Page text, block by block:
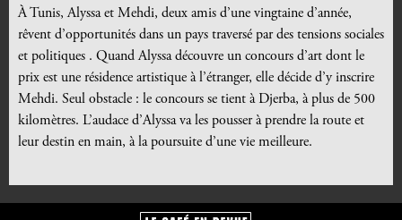
À Tunis, Alyssa et Mehdi, deux amis d’une vingtaine d’année,
rêvent d’opportunités dans un pays traversé par des tensions sociales
et politiques . Quand Alyssa découvre un concours d’art dont le
prix est une résidence artistique à l’étranger, elle décide d’y inscrire
Mehdi. Seul obstacle : le concours se tient à Djerba, à plus de 500
kilomètres. L’audace d’Alyssa va les pousser à prendre la route et
leur destin en main, à la poursuite d’une vie meilleure.